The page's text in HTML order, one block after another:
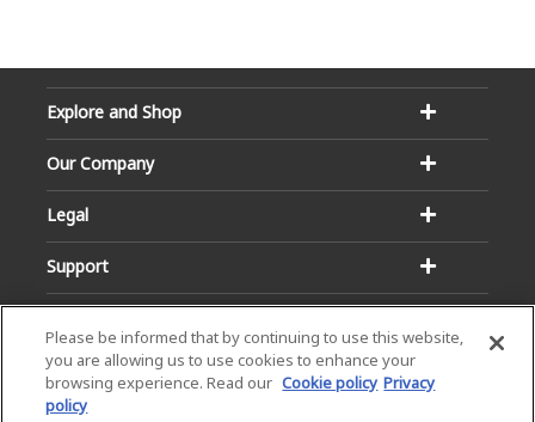
Explore and Shop
Our Company
Legal
Support
Please be informed that by continuing to use this website,
you are allowing us to use cookies to enhance your
browsing experience. Read our Cookie policy Privacy
policy